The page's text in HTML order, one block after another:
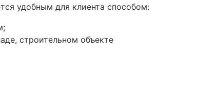
удобным для клиента способом:
строительном объекте